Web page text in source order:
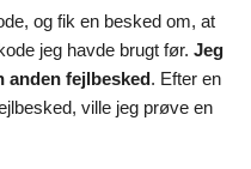
og fik en besked om, at
jeg havde brugt før. Jeg
anden fejlbesked. Efter en
ville jeg prøve en